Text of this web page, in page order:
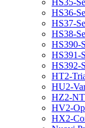
HS35-
HS36-
HS37-
HS38-
HS390-
HS391-
HS392-
HT2-
HU2-
HZ2-
HV2-
HX2-